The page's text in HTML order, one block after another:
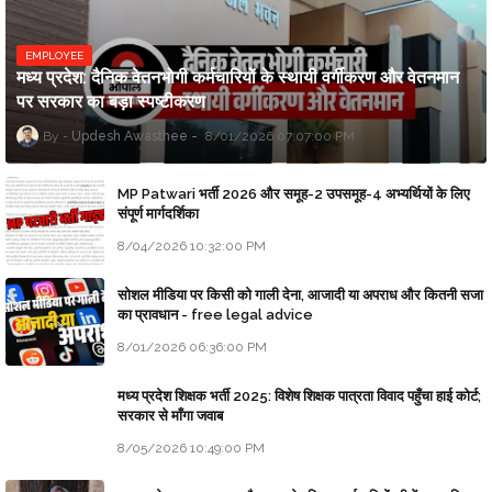
EMPLOYEE
मध्य प्रदेश: दैनिक वेतनभोगी कर्मचारियों के स्थायी वर्गीकरण और वेतनमान
पर सरकार का बड़ा स्पष्टीकरण
Updesh Awasthee 8/01/2026 07:07:00 PM
MP Patwari भर्ती 2026 और समूह-2 उपसमूह-4 अभ्यर्थियों के लिए
संपूर्ण मार्गदर्शिका
8/04/2026 10:32:00 PM
सोशल मीडिया पर किसी को गाली देना, आजादी या अपराध और कितनी सजा
का प्रावधान - free legal advice
8/01/2026 06:36:00 PM
मध्य प्रदेश शिक्षक भर्ती 2025: विशेष शिक्षक पात्रता विवाद पहुँचा हाई कोर्ट;
सरकार से माँगा जवाब
8/05/2026 10:49:00 PM